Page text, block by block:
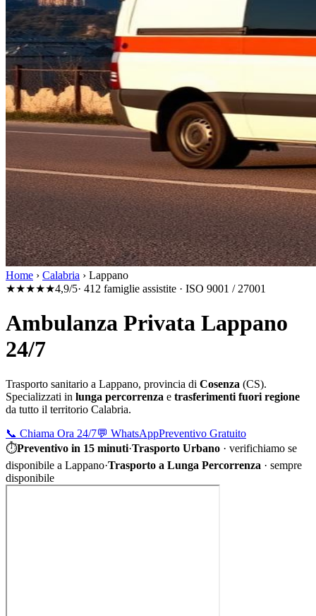
Home › Calabria › Lappano
★★★★★4,9/5· 412 famiglie assistite · ISO 9001 / 27001
Ambulanza Privata Lappano
24/7
Trasporto sanitario a Lappano, provincia di Cosenza (CS).
Specializzati in lunga percorrenza e trasferimenti fuori regione
da tutto il territorio Calabria.
📞 Chiama Ora 24/7💬 WhatsAppPreventivo Gratuito
⏱Preventivo in 15 minuti·Trasporto Urbano · verifichiamo se
disponibile a Lappano·Trasporto a Lunga Percorrenza · sempre
disponibile